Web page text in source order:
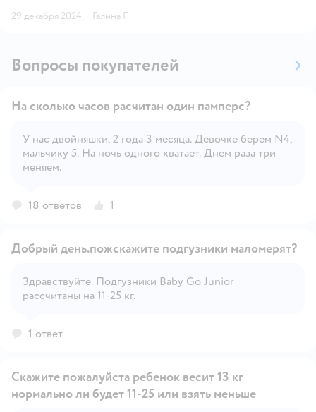
29 декабря 2024 · Галина Г.
Вопросы покупателей
Открыть вопрос
На сколько часов расчитан один памперс?
У нас двойняшки, 2 года 3 месяца. Девочке берем N4,
мальчику 5. На ночь одного хватает. Днем раза три
меняем.
18 ответов 1
Добрый день.пожскажите подгузники маломерят?
Здравствуйте. Подгузники Baby Go Junior
рассчитаны на 11-25 кг.
1 ответ
Скажите пожалуйста ребенок весит 13 кг
нормально ли будет 11-25 или взять меньше